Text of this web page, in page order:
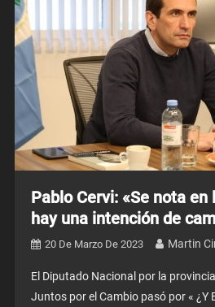
Pablo Cervi: «Se nota en
hay una intención de
20 De Marzo De 2023 Martin
El Diputado Nacional por la
Juntos por el Cambio pasó por « ¿Y